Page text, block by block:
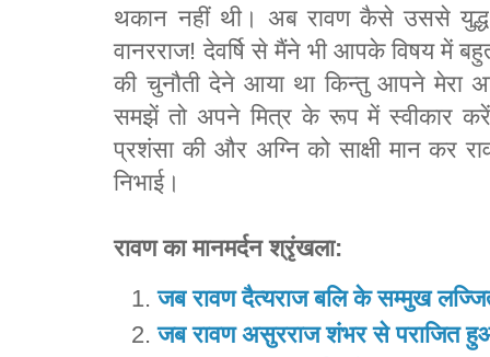
थकान नहीं थी। अब रावण कैसे उससे
वानरराज! देवर्षि से मैंने भी आपके विषय में
की चुनौती देने आया था किन्तु आपने मेरा
समझें तो अपने मित्र के रूप में स्वीकार
प्रशंसा की और अग्नि को साक्षी मान कर
निभाई।
रावण का मानमर्दन श्रृंखला:
जब रावण दैत्यराज बलि के सम्मुख
जब रावण असुरराज शंभर से पराजित